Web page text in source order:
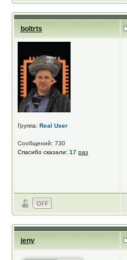
boltrts
Группа: Real User
Сообщений: 730
Спасибо сказали: 17 раз
jeny